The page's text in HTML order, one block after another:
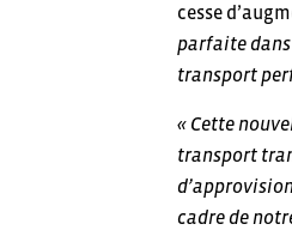
cesse
parfaite
transport
« Cette
transport
cadre de